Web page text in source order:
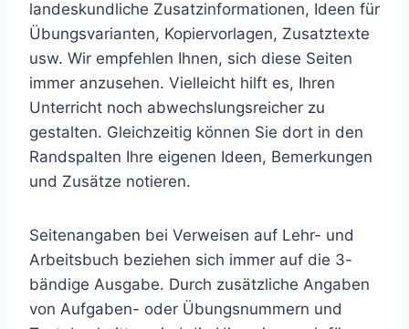
landeskundliche Zusatzinformationen, Ideen für
Übungsvarianten, Kopiervorlagen, Zusatztexte
usw. Wir empfehlen Ihnen, sich diese Seiten
immer anzusehen. Vielleicht hilft es, Ihren
Unterricht noch abwechslungsreicher zu
gestalten. Gleichzeitig können Sie dort in den
Randspalten Ihre eigenen Ideen, Bemerkungen
und Zusätze notieren.
Seitenangaben bei Verweisen auf Lehr- und
Arbeitsbuch beziehen sich immer auf die 3-
bändige Ausgabe. Durch zusätzliche Angaben
von Aufgaben- oder Übungsnummern und